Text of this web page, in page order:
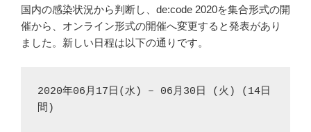
国内の感染状況から判断し、de:code 2020を集合形式の開
催から、オンライン形式の開催へ変更すると発表があり
ました。新しい日程は以下の通りです。
2020年06月17日(水) – 06月30日 (火) (14日
間)